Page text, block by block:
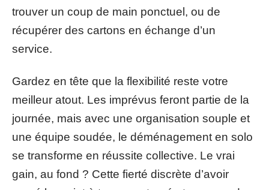
trouver un coup de main ponctuel, ou de
récupérer des cartons en échange d’un
service.
Gardez en tête que la flexibilité reste votre
meilleur atout. Les imprévus feront partie de la
journée, mais avec une organisation souple et
une équipe soudée, le déménagement en solo
se transforme en réussite collective. Le vrai
gain, au fond ? Cette fierté discrète d’avoir